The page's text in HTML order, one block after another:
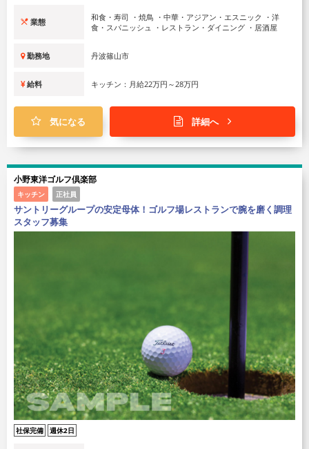
業態
和食・寿司 ・焼鳥 ・中華・アジアン・エスニック ・洋
食・スパニッシュ ・レストラン・ダイニング ・居酒屋
勤務地 丹波篠山市
給料 キッチン：月給22万円～28万円
気になる 詳細へ
小野東洋ゴルフ倶楽部
キッチン 正社員
サントリーグループの安定母体！ゴルフ場レストランで腕を磨く調理
スタッフ募集
社保完備 週休2日